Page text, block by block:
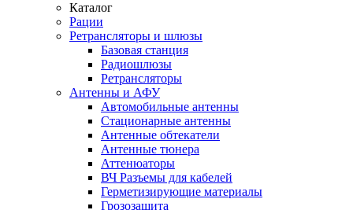
Каталог
Рации
Ретрансляторы и шлюзы
Базовая станция
Радиошлюзы
Ретрансляторы
Антенны и АФУ
Автомобильные антенны
Стационарные антенны
Антенные обтекатели
Антенные тюнера
Аттенюаторы
ВЧ Разъемы для кабелей
Герметизирующие материалы
Грозозащита